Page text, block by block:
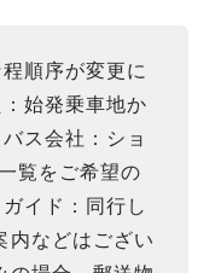
順序が変更に
始発乗車地か
ス会社：ショ
覧をご希望の
イド：同行し
内などはござい